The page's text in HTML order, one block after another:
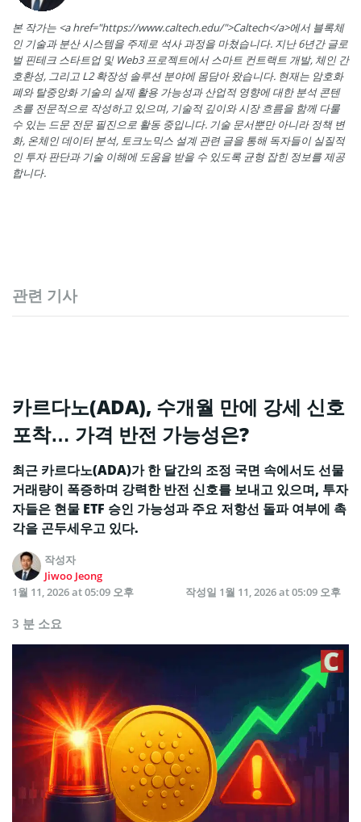
본 작가는 <a href="https://www.caltech.edu/">Caltech</a>에서 블록체
인 기술과 분산 시스템을 주제로 석사 과정을 마쳤습니다. 지난 6년간 글로
벌 핀테크 스타트업 및 Web3 프로젝트에서 스마트 컨트랙트 개발, 체인 간
호환성, 그리고 L2 확장성 솔루션 분야에 몸담아 왔습니다. 현재는 암호화
폐와 탈중앙화 기술의 실제 활용 가능성과 산업적 영향에 대한 분석 콘텐
츠를 전문적으로 작성하고 있으며, 기술적 깊이와 시장 흐름을 함께 다룰
수 있는 드문 전문 필진으로 활동 중입니다. 기술 문서뿐만 아니라 정책 변
화, 온체인 데이터 분석, 토크노믹스 설계 관련 글을 통해 독자들이 실질적
인 투자 판단과 기술 이해에 도움을 받을 수 있도록 균형 잡힌 정보를 제공
합니다.
관련 기사
카르다노(ADA), 수개월 만에 강세 신호
포착… 가격 반전 가능성은?
최근 카르다노(ADA)가 한 달간의 조정 국면 속에서도 선물
거래량이 폭증하며 강력한 반전 신호를 보내고 있으며, 투자
자들은 현물 ETF 승인 가능성과 주요 저항선 돌파 여부에 촉
각을 곤두세우고 있다.
작성자
Jiwoo Jeong
1월 11, 2026 at 05:09 오후
작성일 1월 11, 2026 at 05:09 오후
3 분 소요